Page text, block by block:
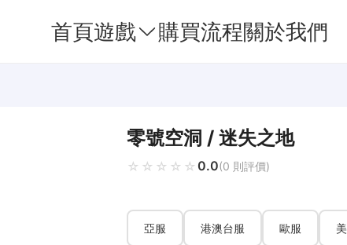
首頁遊戲 購買流程關於我們
零號空洞 / 迷失之地
☆☆☆☆☆
★★★★★ 0.0(0 則評價)
亞服 港澳台服 歐服